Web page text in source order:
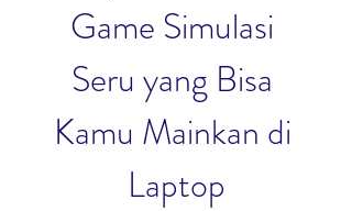
Game Simulasi
Seru yang Bisa
Kamu Mainkan di
Laptop